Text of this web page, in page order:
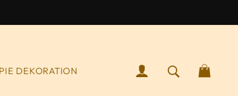
DEKORATION ANMELDENSUCHEN